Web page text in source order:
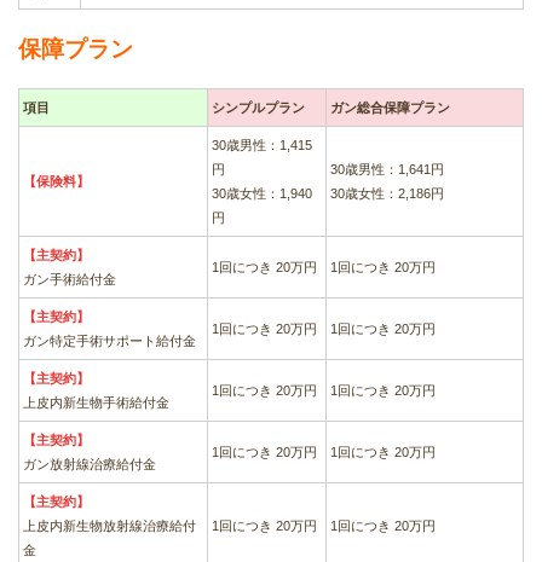
保障プラン
項目 シンプルプラン ガン総合保障プラン
【保険料】
30歳男性：1,415
円
30歳女性：1,940
円
30歳男性：1,641円
30歳女性：2,186円
【主契約】
ガン手術給付金
1回につき 20万円 1回につき 20万円
【主契約】
ガン特定手術サポート給付金
1回につき 20万円 1回につき 20万円
【主契約】
上皮内新生物手術給付金
1回につき 20万円 1回につき 20万円
【主契約】
ガン放射線治療給付金
1回につき 20万円 1回につき 20万円
【主契約】
上皮内新生物放射線治療給付
金
1回につき 20万円 1回につき 20万円